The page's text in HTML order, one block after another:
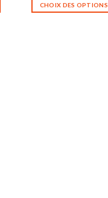
CHOIX DES OPTIONS